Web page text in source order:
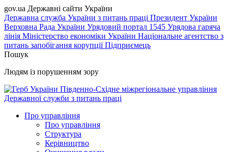
gov.ua Державні сайти України
Державна служба України з питань праці Президент України
Верховна Рада України Урядовий портал 1545 Урядова гаряча
лінія Міністерство економіки України Національне агентство з
питань запобігання корупціїПідприємець
Пошук
Людям із порушенням зору
Південно-Східне міжрегіональне управління
Державної служби з питань праці
Про управління
Про управління
Структура
Керівництво